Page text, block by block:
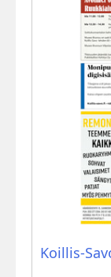
Koillis-